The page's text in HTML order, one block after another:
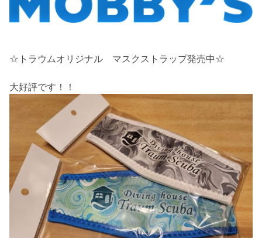
☆トラウムオリジナル マスクストラップ発売中☆
大好評です！！